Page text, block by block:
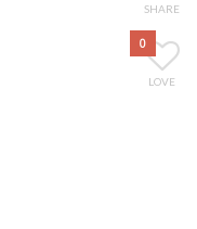
SHARE
0
LOVE